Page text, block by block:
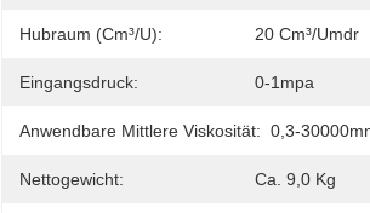
Hubraum (cm³/U): 20 Cm³/Umdr
Eingangsdruck: 0-1mpa
Anwendbare Mittlere Viskosität: 0,3-
Nettogewicht: Ca. 9,0 Kg